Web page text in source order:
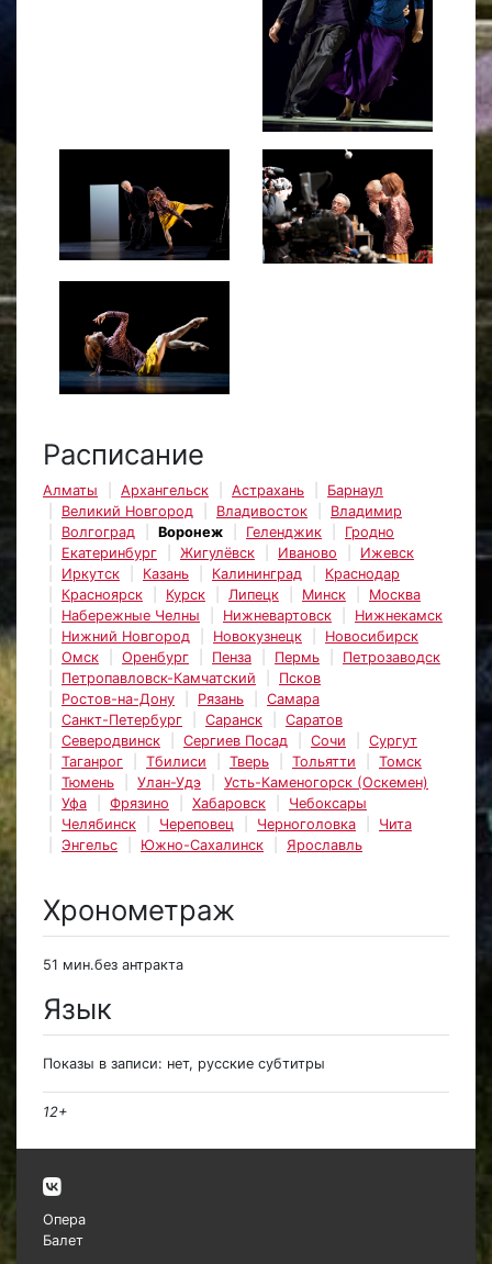
Расписание
Алматы Архангельск Астрахань
Барнаул
Великий Новгород
Владивосток
Владимир
Волгоград
Воронеж Геленджик
Гродно
Екатеринбург
Жигулёвск Иваново
Ижевск
Иркутск
Казань Калининград
Краснодар
Красноярск
Курск Липецк Минск
Москва
Набережные Челны
Нижневартовск
Нижнекамск
Нижний Новгород
Новокузнецк
Новосибирск
Омск
Оренбург Пенза Пермь
Петрозаводск
Петропавловск-Камчатский
Псков
Ростов-на-Дону
Рязань
Самара
Санкт-Петербург
Саранск
Саратов
Северодвинск
Сергиев Посад Сочи
Сургут
Таганрог
Тбилиси Тверь Тольятти
Томск
Тюмень
Улан-Удэ
Усть-Каменогорск (Оскемен)
Уфа
Фрязино Хабаровск
Чебоксары
Челябинск
Череповец Черноголовка
Чита
Энгельс
Южно-Сахалинск Ярославль
Хронометраж
51 мин.без антракта
Язык
Показы в записи: нет, русские субтитры
12+
Опера
Балет